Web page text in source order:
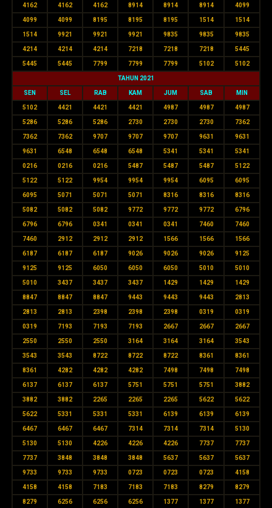
4162 4162 4162 8914 8914 8914 4099
4099 4099 8195 8195 8195 1514 1514
1514 9921 9921 9921 9835 9835 9835
4214 4214 4214 7218 7218 7218 5445
5445 5445 7799 7799 7799 5102 5102
TAHUN 2021
SEN SEL RAB KAM JUM SAB MIN
5102 4421 4421 4421 4987 4987 4987
5286 5286 5286 2730 2730 2730 7362
7362 7362 9707 9707 9707 9631 9631
9631 6548 6548 6548 5341 5341 5341
0216 0216 0216 5487 5487 5487 5122
5122 5122 9954 9954 9954 6095 6095
6095 5071 5071 5071 8316 8316 8316
5082 5082 5082 9772 9772 9772 6796
6796 6796 0341 0341 0341 7460 7460
7460 2912 2912 2912 1566 1566 1566
6187 6187 6187 9026 9026 9026 9125
9125 9125 6050 6050 6050 5010 5010
5010 3437 3437 3437 1429 1429 1429
8847 8847 8847 9443 9443 9443 2813
2813 2813 2398 2398 2398 0319 0319
0319 7193 7193 7193 2667 2667 2667
2550 2550 2550 3164 3164 3164 3543
3543 3543 8722 8722 8722 8361 8361
8361 4282 4282 4282 7498 7498 7498
6137 6137 6137 5751 5751 5751 3882
3882 3882 2265 2265 2265 5622 5622
5622 5331 5331 5331 6139 6139 6139
6467 6467 6467 7314 7314 7314 5130
5130 5130 4226 4226 4226 7737 7737
7737 3848 3848 3848 5637 5637 5637
9733 9733 9733 0723 0723 0723 4158
4158 4158 7183 7183 7183 8279 8279
8279 6256 6256 6256 1377 1377 1377